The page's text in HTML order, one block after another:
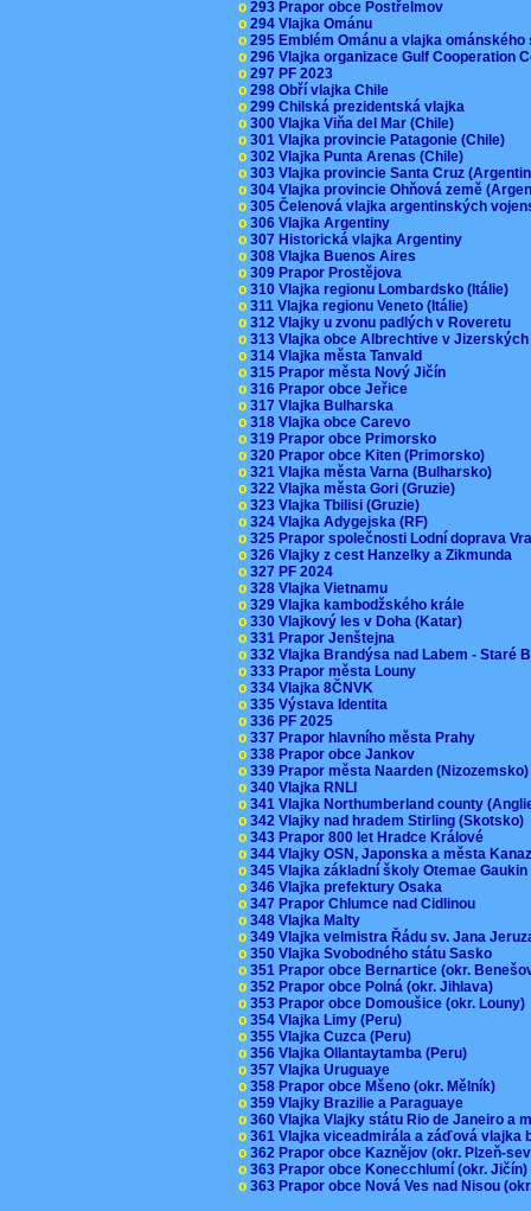
o 293 Prapor obce Postřelmov
o 294 Vlajka Ománu
o 295 Emblém Ománu a vlajka
o 296 Vlajka organizace Gulf Cooperation
o 297 PF 2023
o 298 Obří vlajka Chile
o 299 Chilská prezidentská vlajka
o 300 Vlajka Viňa del Mar (Chile)
o 301 Vlajka provincie Patagonie (Chile)
o 302 Vlajka Punta Arenas (Chile)
o 303 Vlajka provincie Santa Cruz
o 304 Vlajka provincie Ohňová země
o 305 Čelenová vlajka argentinských
o 306 Vlajka Argentiny
o 307 Historická vlajka Argentiny
o 308 Vlajka Buenos Aires
o 309 Prapor Prostějova
o 310 Vlajka regionu Lombardsko (Itálie)
o 311 Vlajka regionu Veneto (Itálie)
o 312 Vlajky u zvonu padlých v Roveretu
o 313 Vlajka obce Albrechtive v
o 314 Vlajka města Tanvald
o 315 Prapor města Nový Jičín
o 316 Prapor obce Jeřice
o 317 Vlajka Bulharska
o 318 Vlajka obce Carevo
o 319 Prapor obce Primorsko
o 320 Prapor obce Kiten (Primorsko)
o 321 Vlajka města Varna (Bulharsko)
o 322 Vlajka města Gori (Gruzie)
o 323 Vlajka Tbilisi (Gruzie)
o 324 Vlajka Adygejska (RF)
o 325 Prapor společnosti Lodní doprava
o 326 Vlajky z cest Hanzelky a Zikmunda
o 327 PF 2024
o 328 Vlajka Vietnamu
o 329 Vlajka kambodžského krále
o 330 Vlajkový les v Doha (Katar)
o 331 Prapor Jenštejna
o 332 Vlajka Brandýsa nad Labem - Staré
o 333 Prapor města Louny
o 334 Vlajka 8ČNVK
o 335 Výstava Identita
o 336 PF 2025
o 337 Prapor hlavního města Prahy
o 338 Prapor obce Jankov
o 339 Prapor města Naarden
o 340 Vlajka RNLI
o 341 Vlajka Northumberland county
o 342 Vlajky nad hradem Stirling (Skotsko)
o 343 Prapor 800 let Hradce Králové
o 344 Vlajky OSN, Japonska a města
o 345 Vlajka základní školy Otemae
o 346 Vlajka prefektury Osaka
o 347 Prapor Chlumce nad Cidlinou
o 348 Vlajka Malty
o 349 Vlajka velmistra Řádu sv. Jana
o 350 Vlajka Svobodného státu Sasko
o 351 Prapor obce Bernartice (okr.
o 352 Prapor obce Polná (okr. Jihlava)
o 353 Prapor obce Domoušice (okr. Louny)
o 354 Vlajka Limy (Peru)
o 355 Vlajka Cuzca (Peru)
o 356 Vlajka Ollantaytamba (Peru)
o 357 Vlajka Uruguaye
o 358 Prapor obce Mšeno (okr. Mělník)
o 359 Vlajky Brazilie a Paraguaye
o 360 Vlajka Vlajky státu Rio de Janeiro a
o 361 Vlajka viceadmirála a záďová
o 362 Prapor obce Kaznějov (okr. Plzeň-
o 363 Prapor obce Konecchlumí (okr.
o 363 Prapor obce Nová Ves nad Nisou